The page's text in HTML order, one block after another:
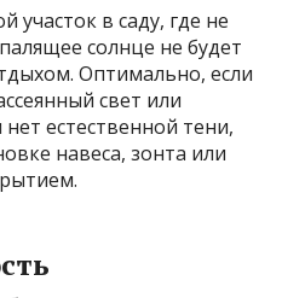
участок в саду, где не
солнце не будет
Оптимально, если
свет или
естественной тени,
навеса, зонта или